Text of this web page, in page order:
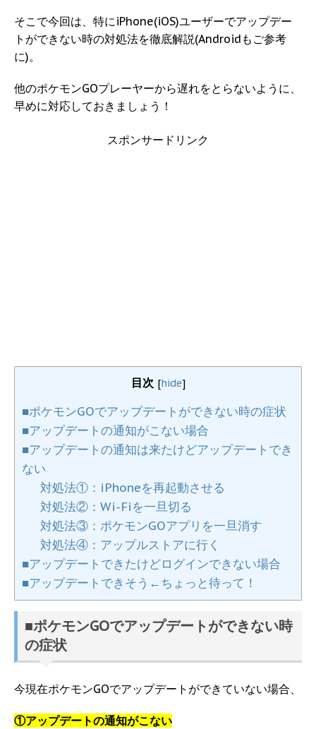
そこで今回は、特にiPhone(iOS)ユーザーでアップデー
トができない時の対処法を徹底解説(Androidもご参考
に)。
他のポケモンGOプレーヤーから遅れをとらないように、
早めに対応しておきましょう！
スポンサードリンク
目次 [hide]
■ポケモンGOでアップデートができない時の症状
■アップデートの通知がこない場合
■アップデートの通知は来たけどアップデートでき
ない
対処法①：iPhoneを再起動させる
対処法②：Wi-Fiを一旦切る
対処法③：ポケモンGOアプリを一旦消す
対処法④：アップルストアに行く
■アップデートできたけどログインできない場合
■アップデートできそう←ちょっと待って！
■ポケモンGOでアップデートができない時
の症状
今現在ポケモンGOでアップデートができていない場合、
①アップデートの通知がこない